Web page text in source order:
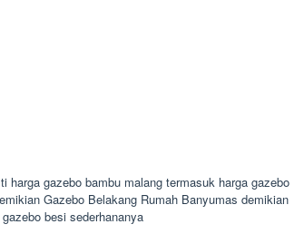
harga gazebo bambu malang termasuk harga gazebo
Gazebo Belakang Rumah Banyumas demikian
besi sederhananya